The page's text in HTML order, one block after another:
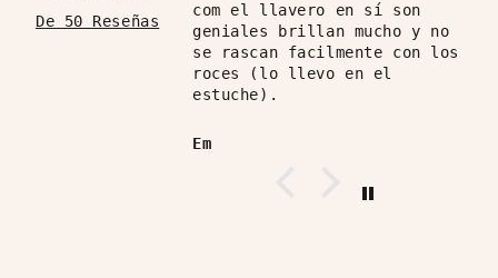
De 50 Reseñas
brillan mucho y no
facilmente con los
stickers con foil.